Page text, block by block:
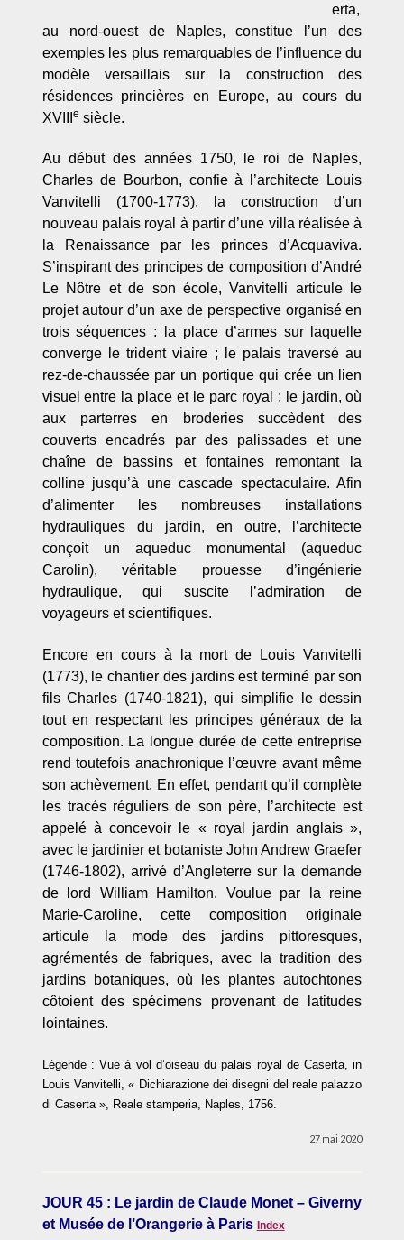
erta,
au nord-ouest de Naples, constitue l’un des
exemples les plus remarquables de l’influence du
modèle versaillais sur la construction des
résidences princières en Europe, au cours du
XVIII
e siècle.
Au début des années 1750, le roi de Naples,
Charles de Bourbon, confie à l’architecte Louis
Vanvitelli (1700-1773), la construction d’un
nouveau palais royal à partir d’une villa réalisée à
la Renaissance par les princes d’Acquaviva.
S’inspirant des principes de composition d’André
Le Nôtre et de son école, Vanvitelli articule le
projet autour d’un axe de perspective organisé en
trois séquences : la place d’armes sur laquelle
converge le trident viaire ; le palais traversé au
rez-de-chaussée par un portique qui crée un lien
visuel entre la place et le parc royal ; le jardin, où
aux parterres en broderies succèdent des
couverts encadrés par des palissades et une
chaîne de bassins et fontaines remontant la
colline jusqu’à une cascade spectaculaire. Afin
d’alimenter les nombreuses installations
hydrauliques du jardin, en outre, l’architecte
conçoit un aqueduc monumental (aqueduc
Carolin), véritable prouesse d’ingénierie
hydraulique, qui suscite l’admiration de
voyageurs et scientifiques.
Encore en cours à la mort de Louis Vanvitelli
(1773), le chantier des jardins est terminé par son
fils Charles (1740-1821), qui simplifie le dessin
tout en respectant les principes généraux de la
composition. La longue durée de cette entreprise
rend toutefois anachronique l’œuvre avant même
son achèvement. En effet, pendant qu’il complète
les tracés réguliers de son père, l’architecte est
appelé à concevoir le « royal jardin anglais »,
avec le jardinier et botaniste John Andrew Graefer
(1746-1802), arrivé d’Angleterre sur la demande
de lord William Hamilton. Voulue par la reine
Marie-Caroline, cette composition originale
articule la mode des jardins pittoresques,
agrémentés de fabriques, avec la tradition des
jardins botaniques, où les plantes autochtones
côtoient des spécimens provenant de latitudes
lointaines.
Légende : Vue à vol d’oiseau du palais royal de Caserta, in
Louis Vanvitelli, « Dichiarazione dei disegni del reale palazzo
di Caserta », Reale stamperia, Naples, 1756.
27 mai 2020
JOUR 45 : Le jardin de Claude Monet – Giverny
et Musée de l’Orangerie à Paris Index